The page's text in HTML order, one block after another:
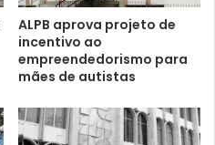
ALPB aprova projeto de
incentivo ao
empreendedorismo para
mães de autistas